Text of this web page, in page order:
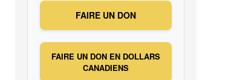
FAIRE UN DON
FAIRE UN DON EN DOLLARS
CANADIENS